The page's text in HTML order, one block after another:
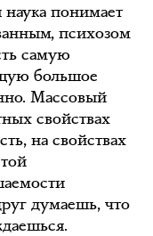
понимает
психозом
самую
большое
Массовый
свойствах
на свойствах
думаешь, что